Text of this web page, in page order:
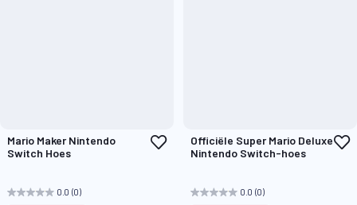
Mario Maker Nintendo
Switch Hoes
Voeg
0.0 (0)
Officiële Super Mario Deluxe
Nintendo Switch-hoes
0.0 (0)